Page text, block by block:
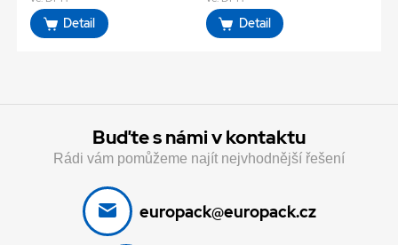
Detail Detail
Buďte s námi v kontaktu
Rádi vám pomůžeme najít nejvhodnější řešení
europack@europack.cz